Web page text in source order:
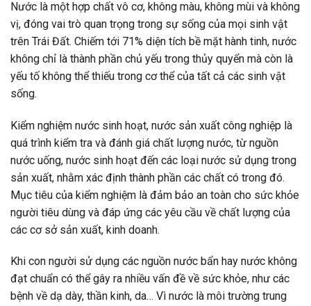
Nước là một hợp chất vô cơ, không màu, không mùi và không
vị, đóng vai trò quan trọng trong sự sống của mọi sinh vật
trên Trái Đất. Chiếm tới 71% diện tích bề mặt hành tinh, nước
không chỉ là thành phần chủ yếu trong thủy quyển mà còn là
yếu tố không thể thiếu trong cơ thể của tất cả các sinh vật
sống.
Kiểm nghiệm nước sinh hoạt, nước sản xuất công nghiệp là
quá trình kiểm tra và đánh giá chất lượng nước, từ nguồn
nước uống, nước sinh hoạt đến các loại nước sử dụng trong
sản xuất, nhằm xác định thành phần các chất có trong đó.
Mục tiêu của kiểm nghiệm là đảm bảo an toàn cho sức khỏe
người tiêu dùng và đáp ứng các yêu cầu về chất lượng của
các cơ sở sản xuất, kinh doanh.
Khi con người sử dụng các nguồn nước bẩn hay nước không
đạt chuẩn có thể gây ra nhiều vấn đề về sức khỏe, như các
bệnh về dạ dày, thần kinh, da… Vì nước là môi trường trung